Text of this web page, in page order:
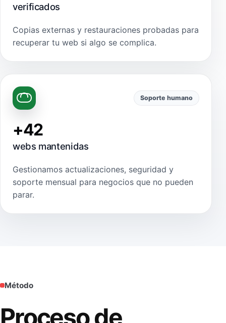
verificados
Copias externas y restauraciones probadas para
recuperar tu web si algo se complica.
Soporte humano
+42
webs mantenidas
Gestionamos actualizaciones, seguridad y
soporte mensual para negocios que no pueden
parar.
Método